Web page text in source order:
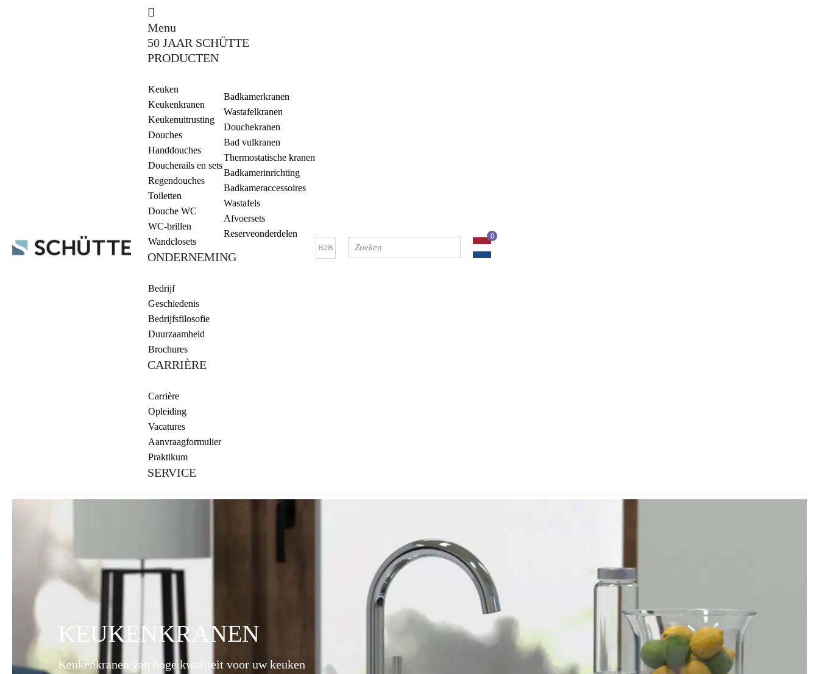
Menu
50 JAAR SCHÜTTE
PRODUCTEN
Keuken
Keukenkranen
Keukenuitrusting
Douches
Handdouches
Doucherails en sets
Regendouches
Toiletten
Douche WC
WC-brillen
Wandclosets
Badkamerkranen
Wastafelkranen
Douchekranen
Bad vulkranen
Thermostatische kranen
Badkamerinrichting
Badkameraccessoires
Wastafels
Afvoersets
Reserveonderdelen
ONDERNEMING
Bedrijf
Geschiedenis
Bedrijfsfilosofie
Duurzaamheid
Brochures
CARRIÈRE
Carrière
Opleiding
Vacatures
Aanvraagformulier
Praktikum
SERVICE
B2B
0
KEUKENKRANEN
Keukenkranen van hoge kwaliteit voor uw keuken